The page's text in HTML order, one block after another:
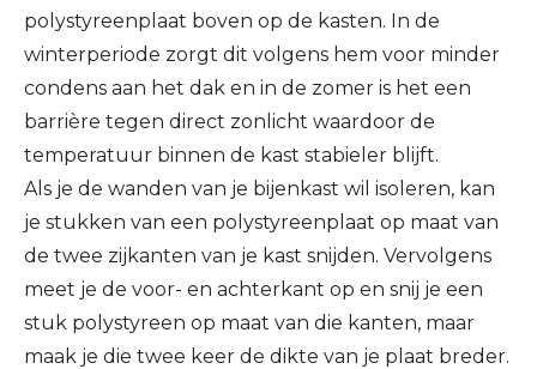
polystyreenplaat boven op de kasten. In de
winterperiode zorgt dit volgens hem voor minder
condens aan het dak en in de zomer is het een
barrière tegen direct zonlicht waardoor de
temperatuur binnen de kast stabieler blijft.
Als je de wanden van je bijenkast wil isoleren, kan
je stukken van een polystyreenplaat op maat van
de twee zijkanten van je kast snijden. Vervolgens
meet je de voor- en achterkant op en snij je een
stuk polystyreen op maat van die kanten, maar
maak je die twee keer de dikte van je plaat breder.